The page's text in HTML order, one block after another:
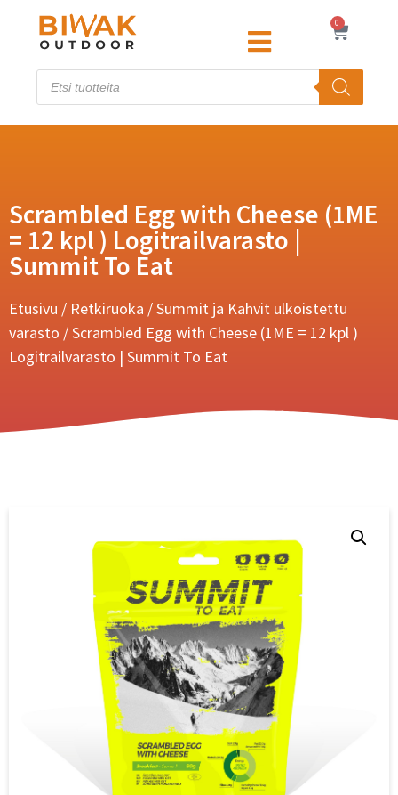
0
Scrambled Egg with Cheese (1ME
= 12 kpl ) Logitrailvarasto |
Summit To Eat
Etusivu / Retkiruoka /Summit ja Kahvit ulkoistettu
varasto / Scrambled Egg with Cheese (1ME = 12 kpl )
Logitrailvarasto | Summit To Eat